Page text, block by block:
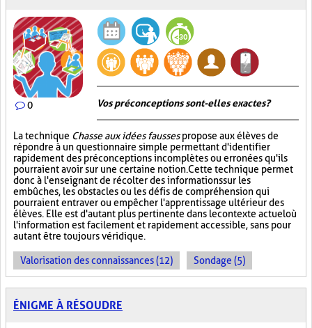
0 Vos préconceptions sont-elles exactes ?
La technique Chasse aux idées faussespropose aux élèves de
répondre à un questionnaire simple permettant d'identifier
rapidement des préconceptions incomplètes ou erronées qu'ils
pourraient avoir sur une certaine notion. Cette technique permet
donc à l'enseignant de récolter des informations sur les
embûches, les obstacles ou les défis de compréhension qui
pourraient entraver ou empêcher l'apprentissage ultérieur des
élèves. Elle est d'autant plus pertinente dans le contexte actuel où
l'information est facilement et rapidement accessible, sans pour
autant être toujours véridique.
Valorisation des connaissances (12) Sondage (5)
ÉNIGME À RÉSOUDRE